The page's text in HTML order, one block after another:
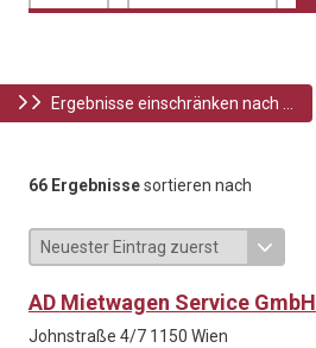
Ergebnisse einschränken nach ...
66 Ergebnissesortieren nach
AD Mietwagen Service GmbH
Johnstraße 4/7 1150 Wien